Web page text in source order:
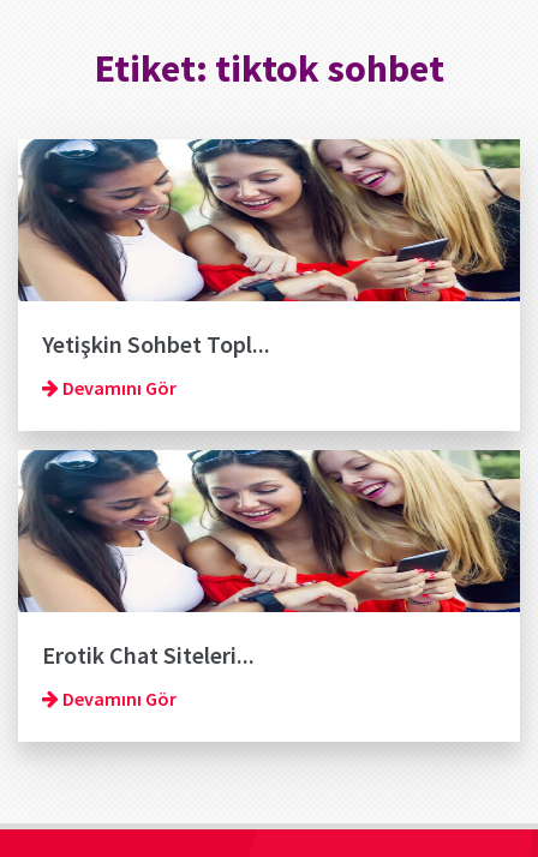
Etiket: tiktok sohbet
Yetişkin Sohbet Topl...
Devamını Gör
Erotik Chat Siteleri...
Devamını Gör